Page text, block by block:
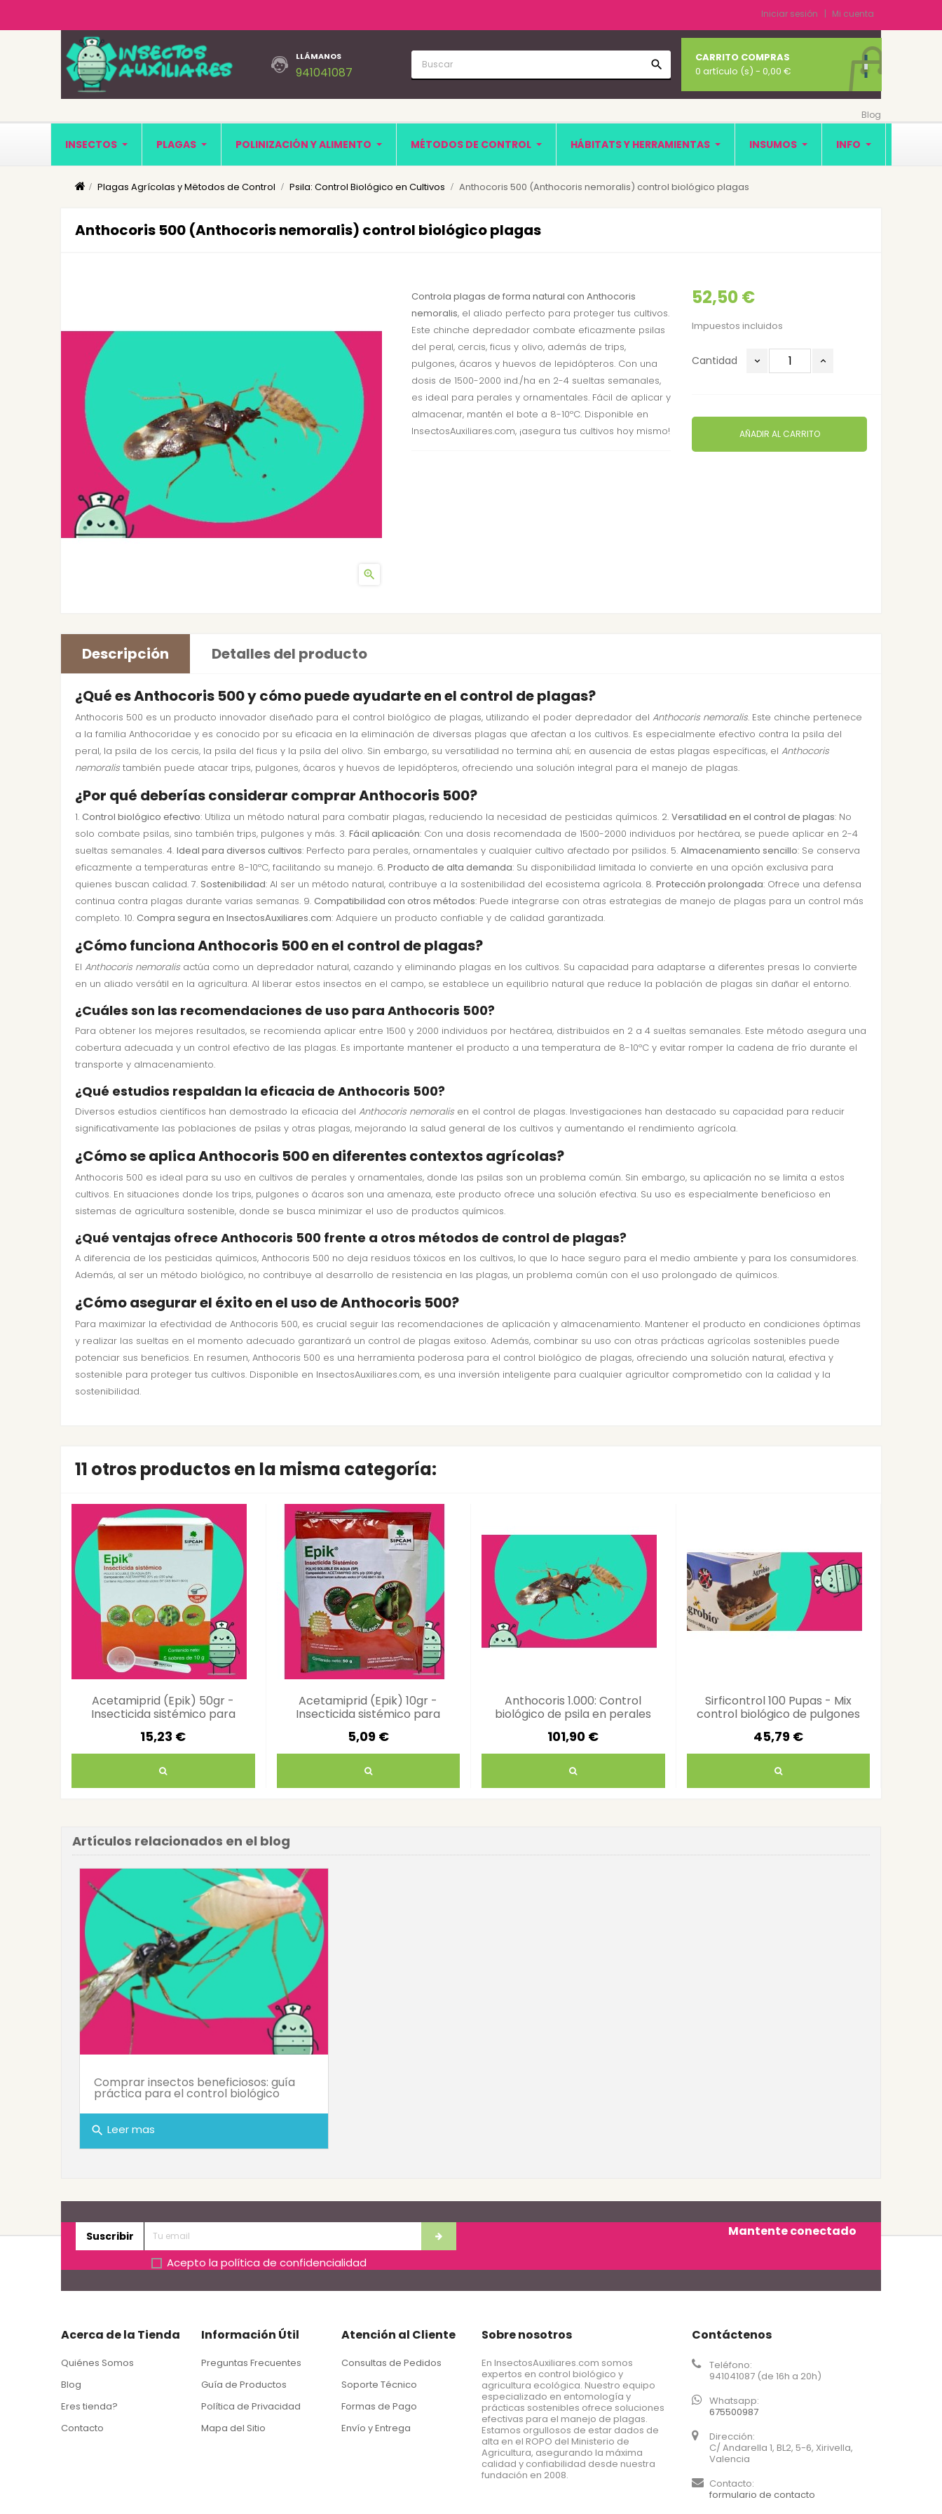
Iniciar sesión Mi cuenta
LLÁMANOS
941041087 search
CARRITO COMPRAS
0 artículo (s) - 0,00 €
Blog
INSECTOS PLAGAS POLINIZACIÓN Y ALIMENTO MÉTODOS DE CONTROL HÁBITATS Y HERRAMIENTAS INSUMOS INFO
Plagas Agrícolas y Mëtodos de Control Psila: Control Biológico en Cultivos Anthocoris 500 (Anthocoris nemoralis) control biológico plagas
Anthocoris 500 (Anthocoris nemoralis) control biológico plagas

52,50 €
Impuestos incluidos
Cantidad
AÑADIR AL CARRITO
Controla plagas de forma natural con Anthocoris
nemoralis, el aliado perfecto para proteger tus cultivos.
Este chinche depredador combate eficazmente psilas
del peral, cercis, ficus y olivo, además de trips,
pulgones, ácaros y huevos de lepidópteros. Con una
dosis de 1500-2000 ind./ha en 2-4 sueltas semanales,
es ideal para perales y ornamentales. Fácil de aplicar y
almacenar, mantén el bote a 8-10ºC. Disponible en
InsectosAuxiliares.com, ¡asegura tus cultivos hoy mismo!
Descripción Detalles del producto
¿Qué es Anthocoris 500 y cómo puede ayudarte en el control de plagas?
Anthocoris 500 es un producto innovador diseñado para el control biológico de plagas, utilizando el poder depredador del Anthocoris nemoralis. Este chinche pertenece
a la familia Anthocoridae y es conocido por su eficacia en la eliminación de diversas plagas que afectan a los cultivos. Es especialmente efectivo contra la psila del
peral, la psila de los cercis, la psila del ficus y la psila del olivo. Sin embargo, su versatilidad no termina ahí; en ausencia de estas plagas específicas, el Anthocoris
nemoralistambién puede atacar trips, pulgones, ácaros y huevos de lepidópteros, ofreciendo una solución integral para el manejo de plagas.
¿Por qué deberías considerar comprar Anthocoris 500?
1. Control biológico efectivo: Utiliza un método natural para combatir plagas, reduciendo la necesidad de pesticidas químicos. 2. Versatilidad en el control de plagas: No
solo combate psilas, sino también trips, pulgones y más. 3. Fácil aplicación: Con una dosis recomendada de 1500-2000 individuos por hectárea, se puede aplicar en 2-4
sueltas semanales. 4. Ideal para diversos cultivos: Perfecto para perales, ornamentales y cualquier cultivo afectado por psilidos. 5. Almacenamiento sencillo: Se conserva
eficazmente a temperaturas entre 8-10ºC, facilitando su manejo. 6. Producto de alta demanda: Su disponibilidad limitada lo convierte en una opción exclusiva para
quienes buscan calidad. 7. Sostenibilidad: Al ser un método natural, contribuye a la sostenibilidad del ecosistema agrícola. 8. Protección prolongada: Ofrece una defensa
continua contra plagas durante varias semanas. 9. Compatibilidad con otros métodos: Puede integrarse con otras estrategias de manejo de plagas para un control más
completo. 10. Compra segura en InsectosAuxiliares.com: Adquiere un producto confiable y de calidad garantizada.
¿Cómo funciona Anthocoris 500 en el control de plagas?
El Anthocoris nemoralisactúa como un depredador natural, cazando y eliminando plagas en los cultivos. Su capacidad para adaptarse a diferentes presas lo convierte
en un aliado versátil en la agricultura. Al liberar estos insectos en el campo, se establece un equilibrio natural que reduce la población de plagas sin dañar el entorno.
¿Cuáles son las recomendaciones de uso para Anthocoris 500?
Para obtener los mejores resultados, se recomienda aplicar entre 1500 y 2000 individuos por hectárea, distribuidos en 2 a 4 sueltas semanales. Este método asegura una
cobertura adecuada y un control efectivo de las plagas. Es importante mantener el producto a una temperatura de 8-10ºC y evitar romper la cadena de frío durante el
transporte y almacenamiento.
¿Qué estudios respaldan la eficacia de Anthocoris 500?
Diversos estudios científicos han demostrado la eficacia del Anthocoris nemoralisen el control de plagas. Investigaciones han destacado su capacidad para reducir
significativamente las poblaciones de psilas y otras plagas, mejorando la salud general de los cultivos y aumentando el rendimiento agrícola.
¿Cómo se aplica Anthocoris 500 en diferentes contextos agrícolas?
Anthocoris 500 es ideal para su uso en cultivos de perales y ornamentales, donde las psilas son un problema común. Sin embargo, su aplicación no se limita a estos
cultivos. En situaciones donde los trips, pulgones o ácaros son una amenaza, este producto ofrece una solución efectiva. Su uso es especialmente beneficioso en
sistemas de agricultura sostenible, donde se busca minimizar el uso de productos químicos.
¿Qué ventajas ofrece Anthocoris 500 frente a otros métodos de control de plagas?
A diferencia de los pesticidas químicos, Anthocoris 500 no deja residuos tóxicos en los cultivos, lo que lo hace seguro para el medio ambiente y para los consumidores.
Además, al ser un método biológico, no contribuye al desarrollo de resistencia en las plagas, un problema común con el uso prolongado de químicos.
¿Cómo asegurar el éxito en el uso de Anthocoris 500?
Para maximizar la efectividad de Anthocoris 500, es crucial seguir las recomendaciones de aplicación y almacenamiento. Mantener el producto en condiciones óptimas
y realizar las sueltas en el momento adecuado garantizará un control de plagas exitoso. Además, combinar su uso con otras prácticas agrícolas sostenibles puede
potenciar sus beneficios. En resumen, Anthocoris 500 es una herramienta poderosa para el control biológico de plagas, ofreciendo una solución natural, efectiva y
sostenible para proteger tus cultivos. Disponible en InsectosAuxiliares.com, es una inversión inteligente para cualquier agricultor comprometido con la calidad y la
sostenibilidad.
11 otros productos en la misma categoría:
Acetamiprid (Epik) 50gr -
Insecticida sistémico para
15,23 €
Acetamiprid (Epik) 10gr -
Insecticida sistémico para
5,09 €
Anthocoris 1.000: Control
biológico de psila en perales
101,90 €
Sirficontrol 100 Pupas - Mix
control biológico de pulgones
45,79 €
Artículos relacionados en el blog
Comprar insectos beneficiosos: guía
práctica para el control biológico
search Leer mas
Suscribir
Acepto la política de confidencialidad
Mantente conectado
Acerca de la Tienda
Quiénes Somos
Blog
Eres tienda?
Contacto
Información Útil
Preguntas Frecuentes
Guía de Productos
Política de Privacidad
Mapa del Sitio
Atención al Cliente
Consultas de Pedidos
Soporte Técnico
Formas de Pago
Envío y Entrega
Sobre nosotros
En InsectosAuxiliares.com somos
expertos en control biológico y
agricultura ecológica. Nuestro equipo
especializado en entomología y
prácticas sostenibles ofrece soluciones
efectivas para el manejo de plagas.
Estamos orgullosos de estar dados de
alta en el ROPO del Ministerio de
Agricultura, asegurando la máxima
calidad y confiabilidad desde nuestra
fundación en 2008.
Contáctenos
Teléfono:
941041087 (de 16h a 20h)
Whatsapp:
675500987
Dirección:
C/ Andarella 1, BL2, 5-6, Xirivella,
Valencia
Contacto:
formulario de contacto